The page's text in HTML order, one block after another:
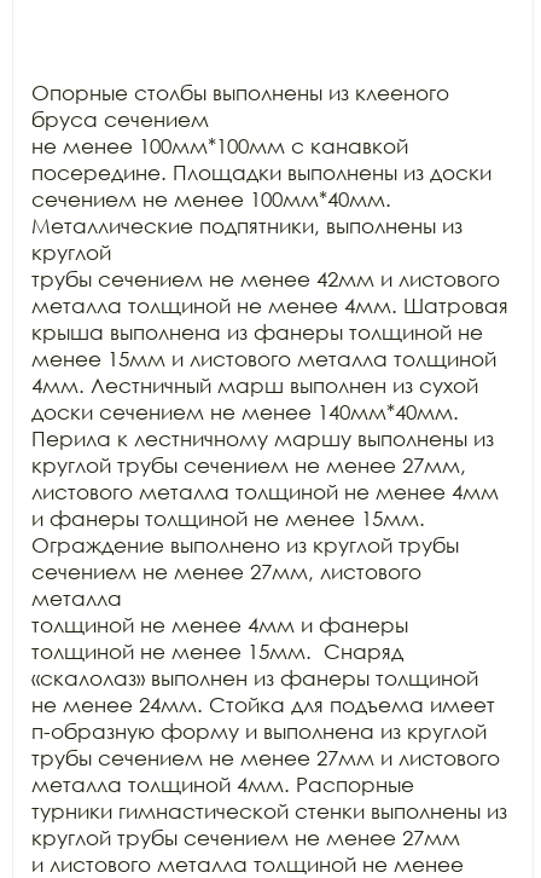
Опорные столбы выполнены из клееного
бруса сечением
не менее 100мм*100мм с канавкой
посередине. Площадки выполнены из доски
сечением не менее 100мм*40мм.
Металлические подпятники, выполнены из
круглой
трубы сечением не менее 42мм и листового
металла толщиной не менее 4мм. Шатровая
крыша выполнена из фанеры толщиной не
менее 15мм и листового металла толщиной
4мм. Лестничный марш выполнен из сухой
доски сечением не менее 140мм*40мм.
Перила к лестничному маршу выполнены из
круглой трубы сечением не менее 27мм,
листового металла толщиной не менее 4мм
и фанеры толщиной не менее 15мм.
Ограждение выполнено из круглой трубы
сечением не менее 27мм, листового
металла
толщиной не менее 4мм и фанеры
толщиной не менее 15мм.  Снаряд
«скалолаз» выполнен из фанеры толщиной
не менее 24мм. Стойка для подъема имеет
п-образную форму и выполнена из круглой
трубы сечением не менее 27мм и листового
металла толщиной 4мм. Распорные
турники гимнастической стенки выполнены из
круглой трубы сечением не менее 27мм
и листового металла толщиной не менее